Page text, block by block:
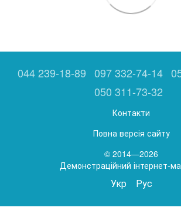
044 239-18-89 097 332-74-14
050 311-73-32
Контакти
Повна версія сайту
© 2014—2026
Демонстраційний інтернет-
Укр Рус